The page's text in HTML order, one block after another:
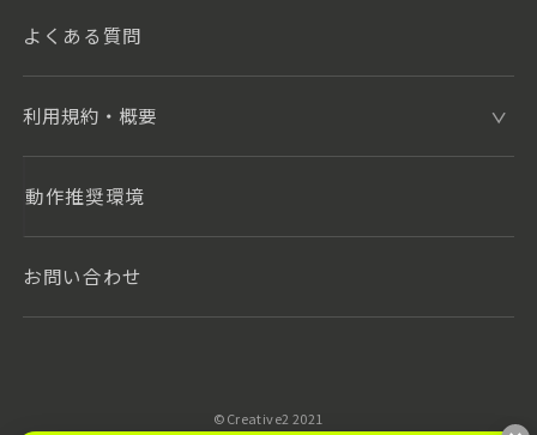
よくある質問
利用規約・概要
動作推奨環境
お問い合わせ
©️Creative2 2021